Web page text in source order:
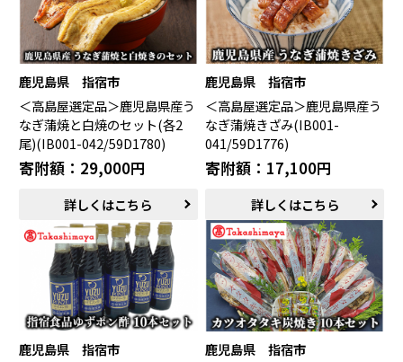
鹿児島県 指宿市
＜高島屋選定品＞鹿児島県産う
なぎ蒲焼と白焼のセット(各2
尾)(IB001-042/59D1780)
寄附額：29,000円
詳しくはこちら
鹿児島県 指宿市
＜高島屋選定品＞鹿児島県産う
なぎ蒲焼きざみ(IB001-
041/59D1776)
寄附額：17,100円
詳しくはこちら
鹿児島県 指宿市
鹿児島県 指宿市